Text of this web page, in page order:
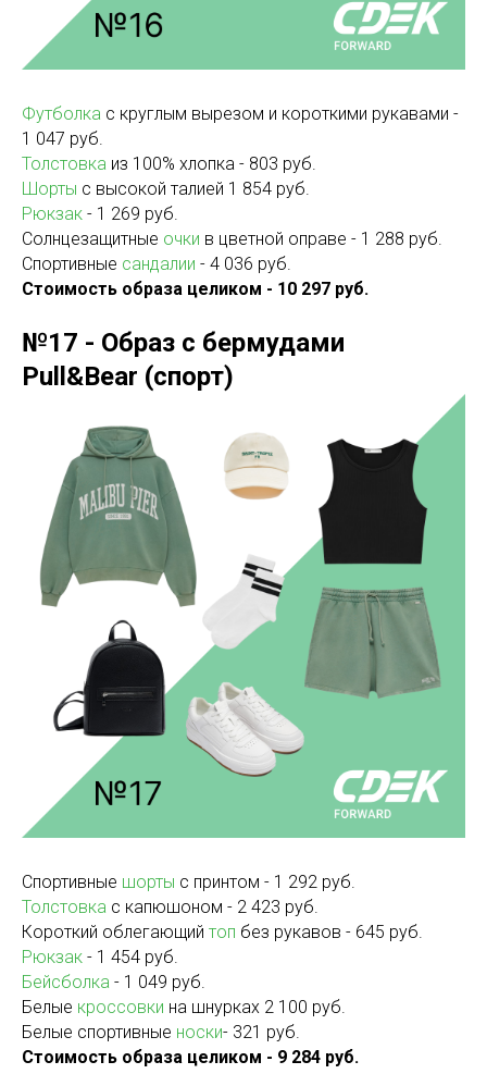
Футболка с круглым вырезом и короткими рукавами -
1 047 руб.
Толстовка из 100% хлопка - 803 руб.
Шорты с высокой талией 1 854 руб.
Рюкзак - 1 269 руб.
Солнцезащитные очки в цветной оправе - 1 288 руб.
Спортивные сандалии - 4 036 руб.
Стоимость образа целиком - 10 297 руб.
№17 - Образ с бермудами
Pull&Bear (спорт)
Спортивные шорты с принтом - 1 292 руб.
Толстовка с капюшоном - 2 423 руб.
Короткий облегающий топ без рукавов - 645 руб.
Рюкзак - 1 454 руб.
Бейсболка - 1 049 руб.
Белые кроссовки на шнурках 2 100 руб.
Белые спортивные носки- 321 руб.
Стоимость образа целиком - 9 284 руб.